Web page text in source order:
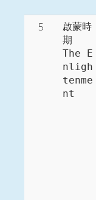
5
啟蒙時
期
The E
nligh
tenme
nt